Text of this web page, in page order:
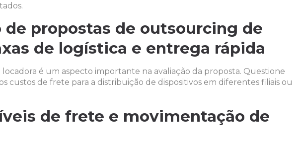
de propostas de outsourcing de
de logística e entrega rápida
locadora é um aspecto importante na avaliação da proposta. Questione
custos de frete para a distribuição de dispositivos em diferentes filiais ou
de frete e movimentação de